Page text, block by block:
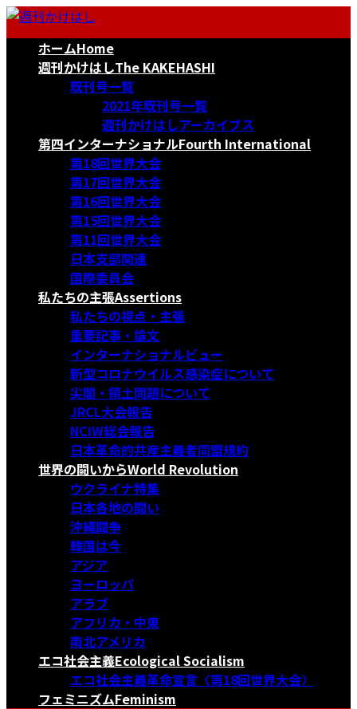
コ
ナ
ホームHome
週刊かけはしThe KAKEHASHI
既刊号一覧
2021年既刊号一覧
週刊かけはしアーカイブス
第四インターナショナルFourth International
第18回世界大会
第17回世界大会
第16回世界大会
第15回世界大会
第11回世界大会
日本支部関連
国際委員会
私たちの主張Assertions
私たちの視点・主張
重要記事・論文
インターナショナルビュー
新型コロナウイルス感染症について
尖閣・領土問題について
JRCL大会報告
NCIW総会報告
日本革命的共産主義者同盟規約
世界の闘いからWorld Revolution
ウクライナ特集
日本各地の闘い
沖縄闘争
韓国は今
アジア
ヨーロッパ
アラブ
アフリカ・中東
南北アメリカ
エコ社会主義Ecological Socialism
エコ社会主義革命宣言〈第18回世界大会〉
フェミニズムFeminism